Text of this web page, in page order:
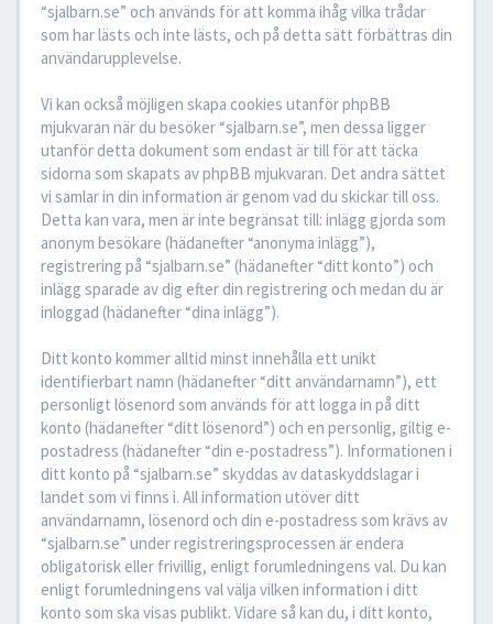
“sjalbarn.se” och används för att komma ihåg vilka trådar
som har lästs och inte lästs, och på detta sätt förbättras din
användarupplevelse.
Vi kan också möjligen skapa cookies utanför phpBB
mjukvaran när du besöker “sjalbarn.se”, men dessa ligger
utanför detta dokument som endast är till för att täcka
sidorna som skapats av phpBB mjukvaran. Det andra sättet
vi samlar in din information är genom vad du skickar till oss.
Detta kan vara, men är inte begränsat till: inlägg gjorda som
anonym besökare (hädanefter “anonyma inlägg”),
registrering på “sjalbarn.se” (hädanefter “ditt konto”) och
inlägg sparade av dig efter din registrering och medan du är
inloggad (hädanefter “dina inlägg”).
Ditt konto kommer alltid minst innehålla ett unikt
identifierbart namn (hädanefter “ditt användarnamn”), ett
personligt lösenord som används för att logga in på ditt
konto (hädanefter “ditt lösenord”) och en personlig, giltig e-
postadress (hädanefter “din e-postadress”). Informationen i
ditt konto på “sjalbarn.se” skyddas av dataskyddslagar i
landet som vi finns i. All information utöver ditt
användarnamn, lösenord och din e-postadress som krävs av
“sjalbarn.se” under registreringsprocessen är endera
obligatorisk eller frivillig, enligt forumledningens val. Du kan
enligt forumledningens val välja vilken information i ditt
konto som ska visas publikt. Vidare så kan du, i ditt konto,